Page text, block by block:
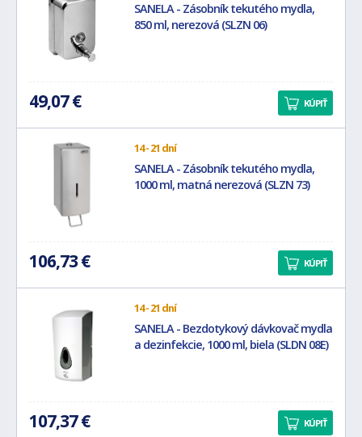
SANELA - Zásobník tekutého mydla,
850 ml, nerezová (SLZN 06)
49,07 € KÚPIŤ
14 - 21 dní
SANELA - Zásobník tekutého mydla,
1000 ml, matná nerezová (SLZN 73)
106,73 € KÚPIŤ
14 - 21 dní
SANELA - Bezdotykový dávkovač mydla
a dezinfekcie, 1000 ml, biela (SLDN 08E)
107,37 € KÚPIŤ